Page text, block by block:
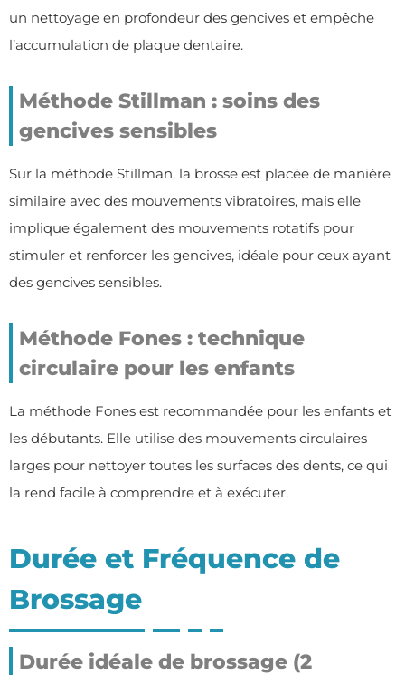
un nettoyage en profondeur des gencives et empêche
l’accumulation de plaque dentaire.
Méthode Stillman : soins des
gencives sensibles
Sur la méthode Stillman, la brosse est placée de manière
similaire avec des mouvements vibratoires, mais elle
implique également des mouvements rotatifs pour
stimuler et renforcer les gencives, idéale pour ceux ayant
des gencives sensibles.
Méthode Fones : technique
circulaire pour les enfants
La méthode Fones est recommandée pour les enfants et
les débutants. Elle utilise des mouvements circulaires
larges pour nettoyer toutes les surfaces des dents, ce qui
la rend facile à comprendre et à exécuter.
Durée et Fréquence de
Brossage
Durée idéale de brossage (2